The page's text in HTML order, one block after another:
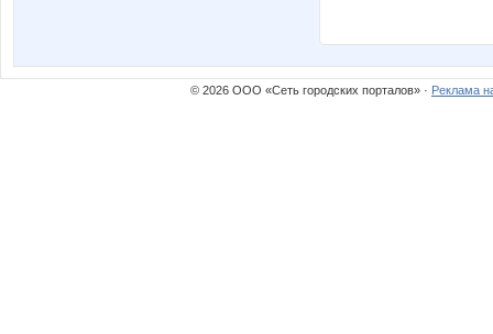
© 2026 ООО «Сеть городских порталов» · Реклама